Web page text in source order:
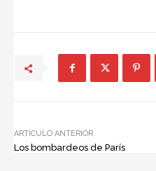
ARTÍCULO ANTERIOR
Los bombardeos de París